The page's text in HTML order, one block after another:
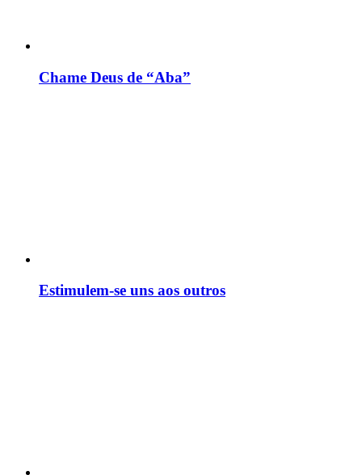
Chame Deus de “Aba”
Estimulem-se uns aos outros